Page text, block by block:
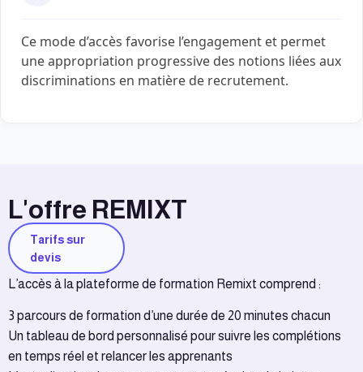
Ce mode d’accès favorise l’engagement et permet
une appropriation progressive des notions liées aux
discriminations en matière de recrutement.
L'offre REMIXT
Tarifs sur
devis
L’accès à la plateforme de formation Remixt comprend :
3 parcours de formation d’une durée de 20 minutes chacun
Un tableau de bord personnalisé pour suivre les complétions
en temps réel et relancer les apprenants